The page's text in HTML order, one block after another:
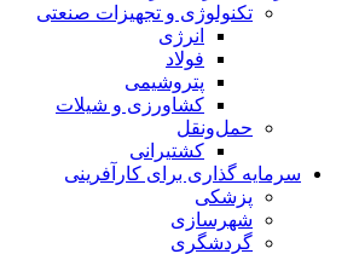
تکنولوژی و تجهیزات صنعتی
انرژی
فولاد
پتروشیمی
کشاورزی و شیلات
حمل‌و‌نقل
کشتیرانی
سرمایه گذاری برای کارآفرینی
پزشکی
شهرسازی
گردشگری